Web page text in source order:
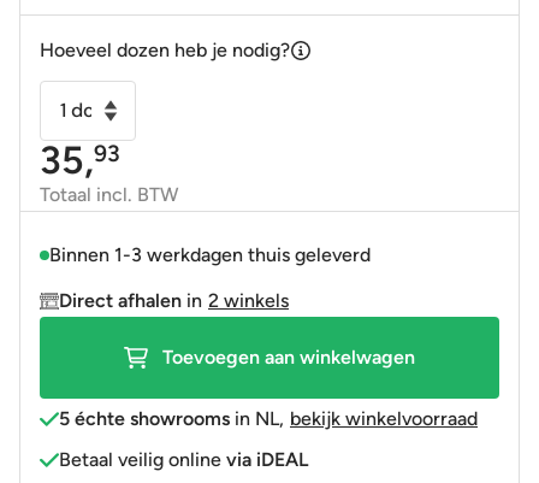
Hoeveel dozen heb je nodig?
Wandtegel
Lecco
Gris
Grijs
gerectificeerd
stop
aantal
35,93
Totaal incl. BTW
Binnen 1-3 werkdagen thuis geleverd
Direct afhalen in 2 winkels
Toevoegen aan winkelwagen
5 échte showrooms in NL, bekijk winkelvoorraad
Betaal veilig online via iDEAL